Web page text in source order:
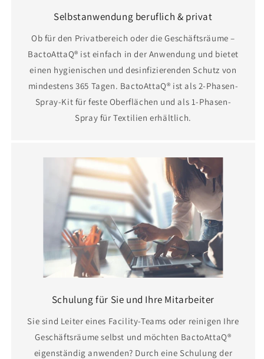
Selbstanwendung beruflich & privat
Ob für den Privatbereich oder die Geschäftsräume –
BactoAttaQ® ist einfach in der Anwendung und bietet
einen hygienischen und desinfizierenden Schutz von
mindestens 365 Tagen. BactoAttaQ® ist als 2-Phasen-
Spray-Kit für feste Oberflächen und als 1-Phasen-
Spray für Textilien erhältlich.
Schulung für Sie und Ihre Mitarbeiter
Sie sind Leiter eines Facility-Teams oder reinigen Ihre
Geschäftsräume selbst und möchten BactoAttaQ®
eigenständig anwenden? Durch eine Schulung der